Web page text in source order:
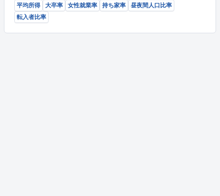
平均所得 大卒率 女性就業率 持ち家率
昼夜間人口比率
転入者比率